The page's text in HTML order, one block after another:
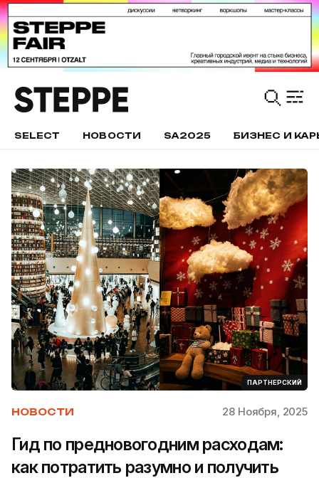
SELECT НОВОСТИ SA2025 БИЗНЕС И
ПАРТНЕРСКИЙ
НОВОСТИ 28 Ноября, 2025
Гид по предновогодним расходам:
как потратить разумно и получить